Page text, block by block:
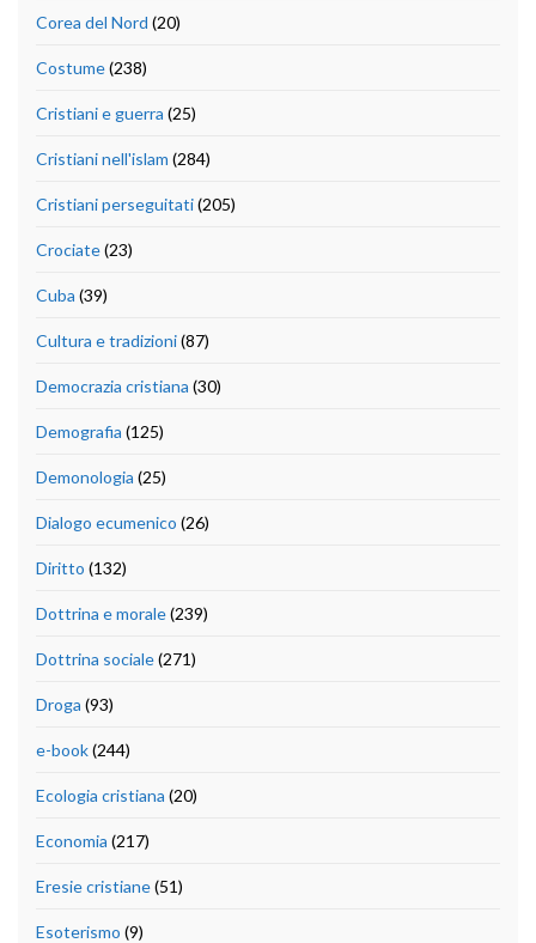
Corea del Nord (20)
Costume(238)
Cristiani e guerra (25)
Cristiani nell'islam (284)
Cristiani perseguitati(205)
Crociate(23)
Cuba (39)
Cultura e tradizioni(87)
Democrazia cristiana (30)
Demografia (125)
Demonologia (25)
Dialogo ecumenico (26)
Diritto (132)
Dottrina e morale(239)
Dottrina sociale(271)
Droga (93)
e-book(244)
Ecologia cristiana (20)
Economia (217)
Eresie cristiane(51)
Esoterismo (9)